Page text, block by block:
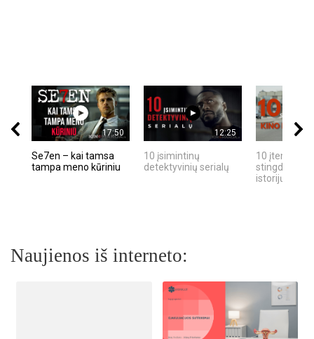
17:50
Se7en – kai tamsa
tampa meno kūriniu
12:25
10 įsimintinų
detektyvinių serialų
10 įtemptų,
stingdančių
istorijų
Naujienos iš interneto: